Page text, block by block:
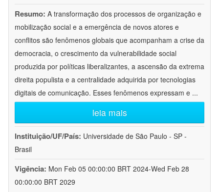
Resumo: A transformação dos processos de organização e
mobilização social e a emergência de novos atores e
conflitos são fenômenos globais que acompanham a crise da
democracia, o crescimento da vulnerabilidade social
produzida por políticas liberalizantes, a ascensão da extrema
direita populista e a centralidade adquirida por tecnologias
digitais de comunicação. Esses fenômenos expressam e ...
leia mais
Instituição/UF/País: Universidade de São Paulo - SP -
Brasil
Vigência: Mon Feb 05 00:00:00 BRT 2024-Wed Feb 28
00:00:00 BRT 2029